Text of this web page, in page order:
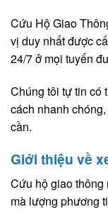
Cứu Hộ Giao
vị duy nhất được
24/7 ở mọi tuyến
Chúng tôi tự tin có
cách nhanh
cần.
Giới thiệu về
Cứu hộ giao thông
mà lượng phương